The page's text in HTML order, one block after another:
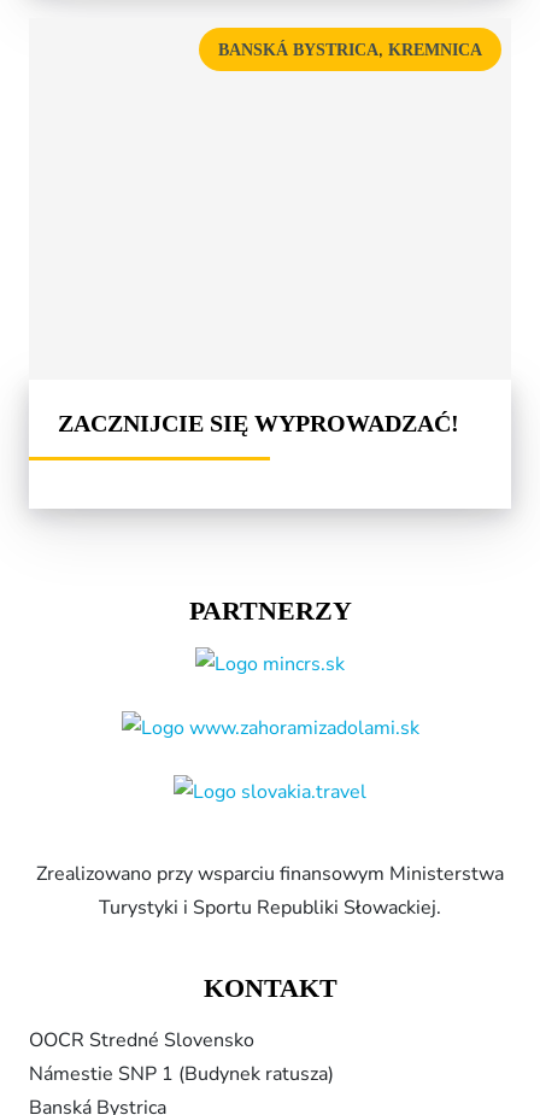
BANSKÁ BYSTRICA, KREMNICA
ZACZNIJCIE SIĘ WYPROWADZAĆ!
PARTNERZY
Zrealizowano przy wsparciu finansowym Ministerstwa
Turystyki i Sportu Republiki Słowackiej.
KONTAKT
OOCR Stredné Slovensko
Námestie SNP 1 (Budynek ratusza)
Banská Bystrica